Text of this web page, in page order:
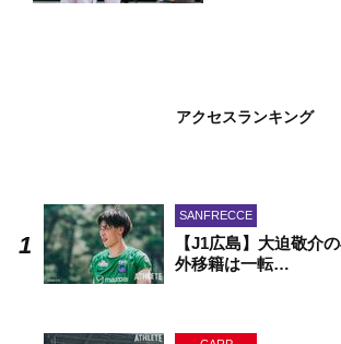
アクセスランキング
SANFRECCE
【J1広島】大迫敬介
外移籍は一転…